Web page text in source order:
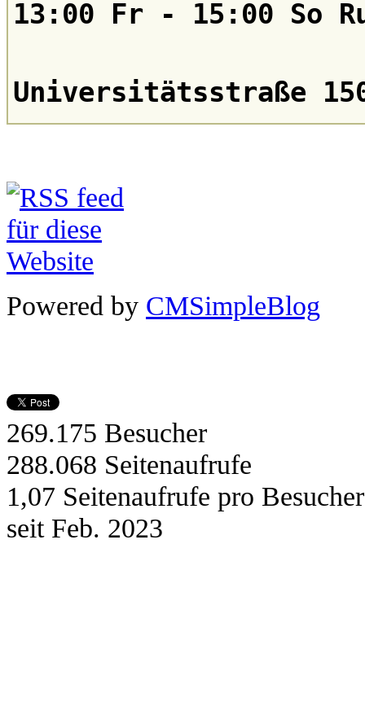
13:00 Fr - 15:00 So
Universitätsstraße
Powered by CMSimpleBlog
269.175 Besucher
288.068 Seitenaufrufe
1,07 Seitenaufrufe pro Besucher
seit Feb. 2023